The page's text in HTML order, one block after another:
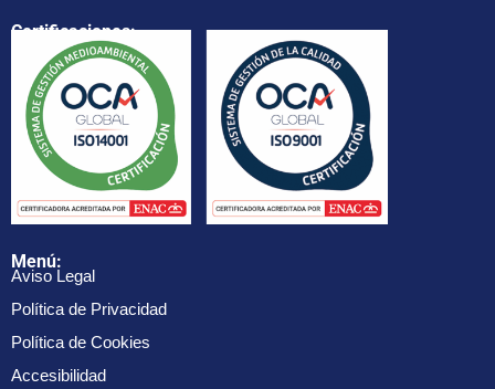
Certificaciones:
Menú:
Aviso Legal
Política de Privacidad
Política de Cookies
Accesibilidad